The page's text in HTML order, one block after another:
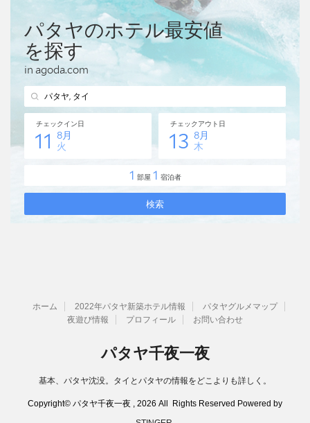
ホーム 2022年パタヤ新築ホテル情報
パタヤグルメマップ
夜遊び情報
プロフィール お問い合わせ
パタヤ千夜一夜
基本、パタヤ沈没。タイとパタヤの情報をどこよりも詳しく。
Copyright© パタヤ千夜一夜 , 2026 All Rights Reserved Powered by